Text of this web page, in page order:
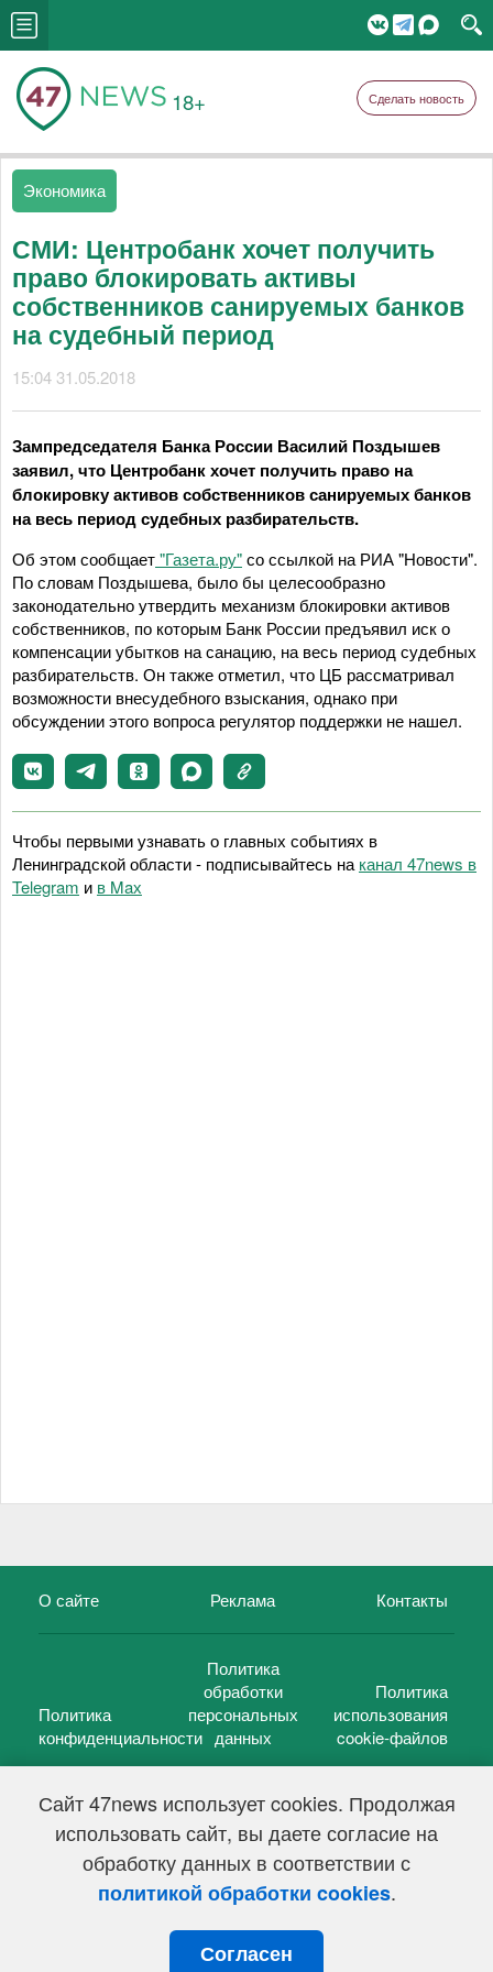
Сайт 47news использует cookies. Продолжая
использовать сайт, вы даете согласие на
обработку данных в соответствии с
политикой обработки cookies.
Согласен
18+ Сделать новость
Экономика
СМИ: Центробанк хочет получить
право блокировать активы
собственников санируемых банков
на судебный период
15:04 31.05.2018
Зампредседателя Банка России Василий Поздышев
заявил, что Центробанк хочет получить право на
блокировку активов собственников санируемых банков
на весь период судебных разбирательств.
Об этом сообщает"Газета.ру"со ссылкой на РИА "Новости".
По словам Поздышева, было бы целесообразно
законодательно утвердить механизм блокировки активов
собственников, по которым Банк России предъявил иск о
компенсации убытков на санацию, на весь период судебных
разбирательств. Он также отметил, что ЦБ рассматривал
возможности внесудебного взыскания, однако при
обсуждении этого вопроса регулятор поддержки не нашел.
Чтобы первыми узнавать о главных событиях в
Ленинградской области - подписывайтесь на канал 47news в
Telegram и в Maх
О сайте Реклама Контакты
Политика
конфиденциальности
Политика
обработки
персональных
данных
Политика
использования
cookie-файлов
47 новостей (47 news)2005 — 2026 г.
Свидетельство о регистрации СМИ Эл № ФС 77-39848, выдано
Федеральной службой по надзору в сфере связи,
информационных технологий и массовых коммуникаций